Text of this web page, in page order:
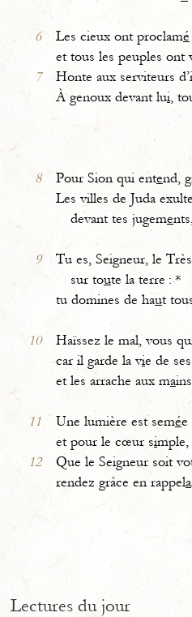
6 Les cieux ont proclamé
et tous les peuples ont
7
Honte aux serviteurs
À genoux devant lui,
8 Pour Sion qui entend,
Les villes de Juda
devant tes jugeme
9
Tu es, Seigneur, le
sur toute la terre : *
tu domines de haut
10 Haïssez le mal, vous
car il garde la vie de
et les arrache aux ma
11 Une lumière est semée
et pour le cœur simple,
12
Que le Seigneur soit
rendez grâce en rappela
Lectures du jour